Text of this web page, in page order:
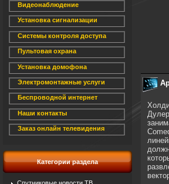
Видеонаблюдение
Установка сигнализации
Системы контроля доступа
Пультовая охрана
Установка домофона
Электромонтажные услуги
Беспроводной интернет
Наши контакты
Заказ онлайн телевидения
Категории раздела